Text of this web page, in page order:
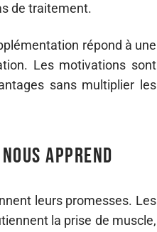
de traitement.
répond à une
Les motivations sont
sans multiplier les
apprend
leurs promesses. Les
la prise de muscle,